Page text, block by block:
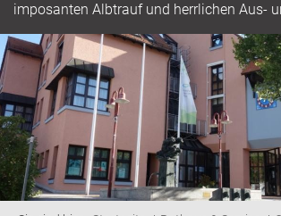
imposanten Albtrauf und herrlichen Aus-